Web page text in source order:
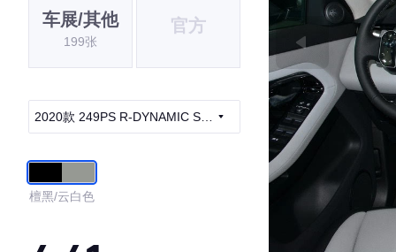
车展/其他
199张
官方
2020款 249PS R-DYNAMIC S
檀黑/云白色